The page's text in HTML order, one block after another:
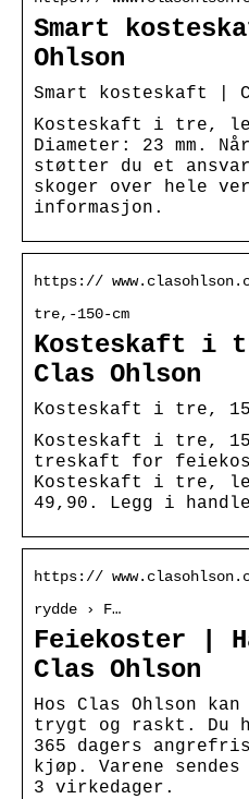
Smart
Ohlson
Smart kosteskaft |
Kosteskaft i tre,
Diameter: 23 mm.
støtter du et
skoger over hele
informasjon.
https://
tre,-150-cm
Kosteskaft i
Clas Ohlson
Kosteskaft i tre,
Kosteskaft i tre, 150
treskaft for
Kosteskaft i tre,
49,90. Legg i
https://
rydde › F…
Feiekoster |
Clas Ohlson
Hos Clas Ohlson
trygt og raskt. Du
365 dagers
kjøp. Varene
3 virkedager.